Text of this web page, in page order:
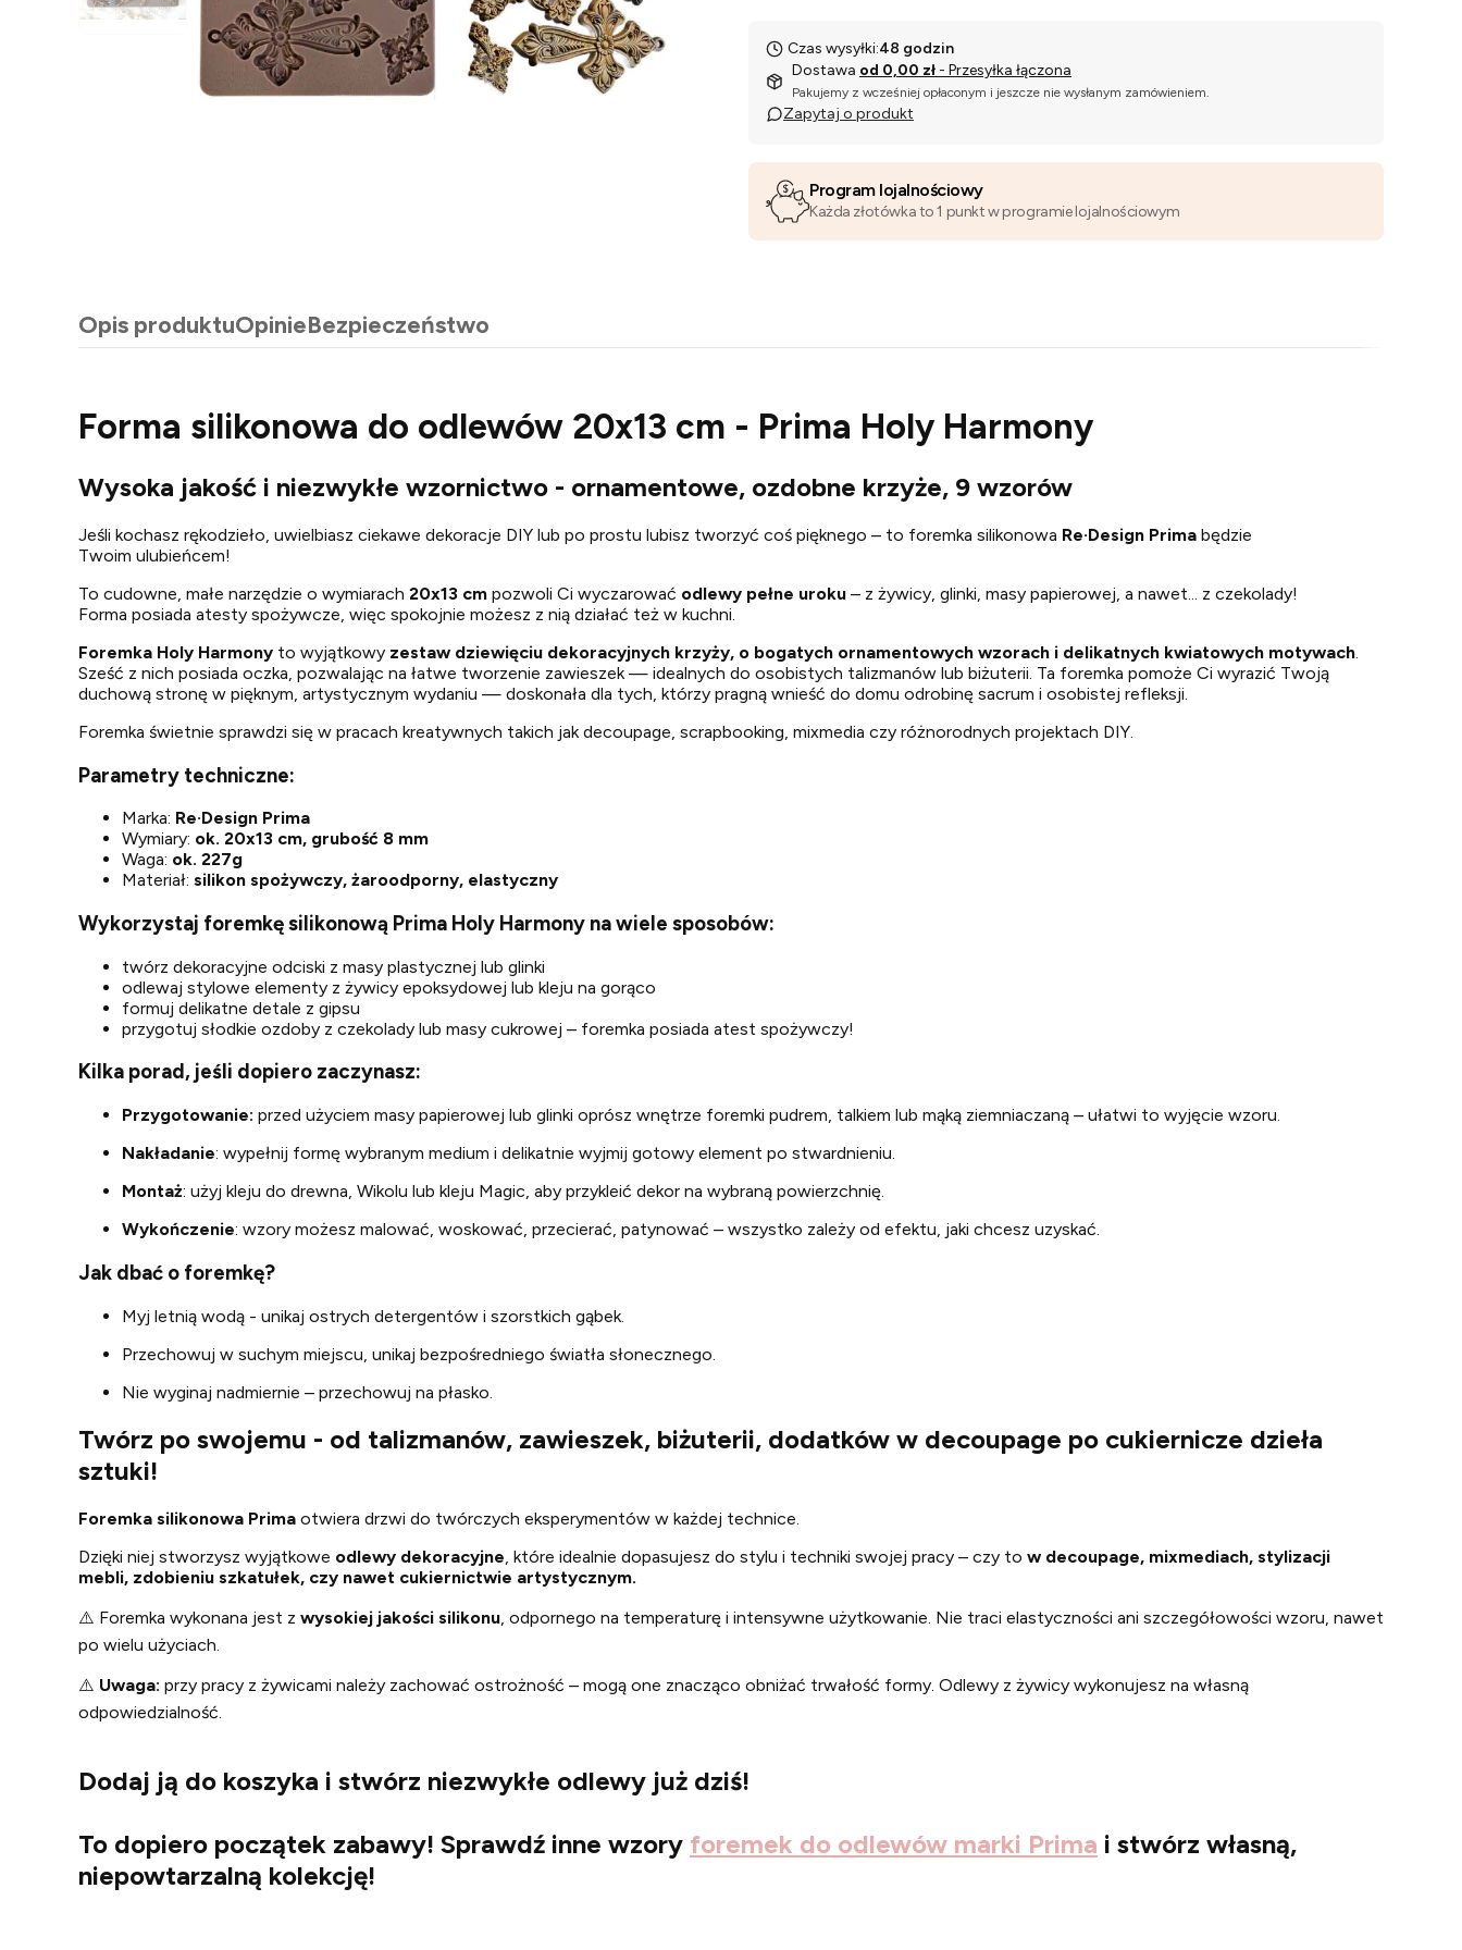
Czas wysyłki:48 godzin
Dostawa od 0,00 zł - Przesyłka łączona
Pakujemy z wcześniej opłaconym i jeszcze nie wysłanym zamówieniem.
Zapytaj o produkt
Program lojalnościowy
Każda złotówka to 1 punkt w programie lojalnościowym
Opis produktuOpinieBezpieczeństwo
Forma silikonowa do odlewów 20x13 cm - Prima Holy Harmony
Wysoka jakość i niezwykłe wzornictwo - ornamentowe, ozdobne krzyże, 9 wzorów
Jeśli kochasz rękodzieło, uwielbiasz ciekawe dekoracje DIY lub po prostu lubisz tworzyć coś pięknego – to foremka silikonowa Re·Design Prima będzie
Twoim ulubieńcem!
To cudowne, małe narzędzie o wymiarach 20x13 cm pozwoli Ci wyczarować odlewy pełne uroku – z żywicy, glinki, masy papierowej, a nawet... z czekolady!
Forma posiada atesty spożywcze, więc spokojnie możesz z nią działać też w kuchni.
Foremka Holy Harmony to wyjątkowy zestaw dziewięciu dekoracyjnych krzyży, o bogatych ornamentowych wzorach i delikatnych kwiatowych motywach
Sześć z nich posiada oczka, pozwalając na łatwe tworzenie zawieszek — idealnych do osobistych talizmanów lub biżuterii. Ta foremka pomoże Ci wyrazić Twoją
duchową stronę w pięknym, artystycznym wydaniu — doskonała dla tych, którzy pragną wnieść do domu odrobinę sacrum i osobistej refleksji.
Foremka świetnie sprawdzi się w pracach kreatywnych takich jak decoupage, scrapbooking, mixmedia czy różnorodnych projektach DIY.
Parametry techniczne:
Marka: Re·Design Prima
Wymiary: ok. 20x13 cm, grubość 8 mm
Waga: ok. 227g
Materiał: silikon spożywczy, żaroodporny, elastyczny
Wykorzystaj foremkę silikonową Prima Holy Harmony na wiele sposobów:
twórz dekoracyjne odciski z masy plastycznej lub glinki
odlewaj stylowe elementy z żywicy epoksydowej lub kleju na gorąco
formuj delikatne detale z gipsu
przygotuj słodkie ozdoby z czekolady lub masy cukrowej – foremka posiada atest spożywczy!
Kilka porad, jeśli dopiero zaczynasz:
Przygotowanie: przed użyciem masy papierowej lub glinki oprósz wnętrze foremki pudrem, talkiem lub mąką ziemniaczaną – ułatwi to wyjęcie wzoru.
Nakładanie: wypełnij formę wybranym medium i delikatnie wyjmij gotowy element po stwardnieniu.
Montaż: użyj kleju do drewna, Wikolu lub kleju Magic, aby przykleić dekor na wybraną powierzchnię.
Wykończenie: wzory możesz malować, woskować, przecierać, patynować – wszystko zależy od efektu, jaki chcesz uzyskać.
Jak dbać o foremkę?
Myj letnią wodą - unikaj ostrych detergentów i szorstkich gąbek.
Przechowuj w suchym miejscu, unikaj bezpośredniego światła słonecznego.
Nie wyginaj nadmiernie – przechowuj na płasko.
Twórz po swojemu - od talizmanów, zawieszek, biżuterii, dodatków w decoupage po cukiernicze dzieła
sztuki!
Foremka silikonowa Prima otwiera drzwi do twórczych eksperymentów w każdej technice.
Dzięki niej stworzysz wyjątkowe odlewy dekoracyjne, które idealnie dopasujesz do stylu i techniki swojej pracy – czy to w decoupage, mixmediach, stylizacji
mebli, zdobieniu szkatułek, czy nawet cukiernictwie artystycznym.
⚠️ Foremka wykonana jest z wysokiej jakości silikonu, odpornego na temperaturę i intensywne użytkowanie. Nie traci elastyczności ani szczegółowości wzoru, nawet
po wielu użyciach.
⚠️ Uwaga: przy pracy z żywicami należy zachować ostrożność – mogą one znacząco obniżać trwałość formy. Odlewy z żywicy wykonujesz na własną
odpowiedzialność.
Dodaj ją do koszyka i stwórz niezwykłe odlewy już dziś!
To dopiero początek zabawy! Sprawdź inne wzory foremek do odlewów marki Prima i stwórz własną,
niepowtarzalną kolekcję!